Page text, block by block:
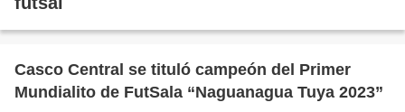
Casco Central se tituló campeón del Primer
Mundialito de FutSala “Naguanagua Tuya 2023”